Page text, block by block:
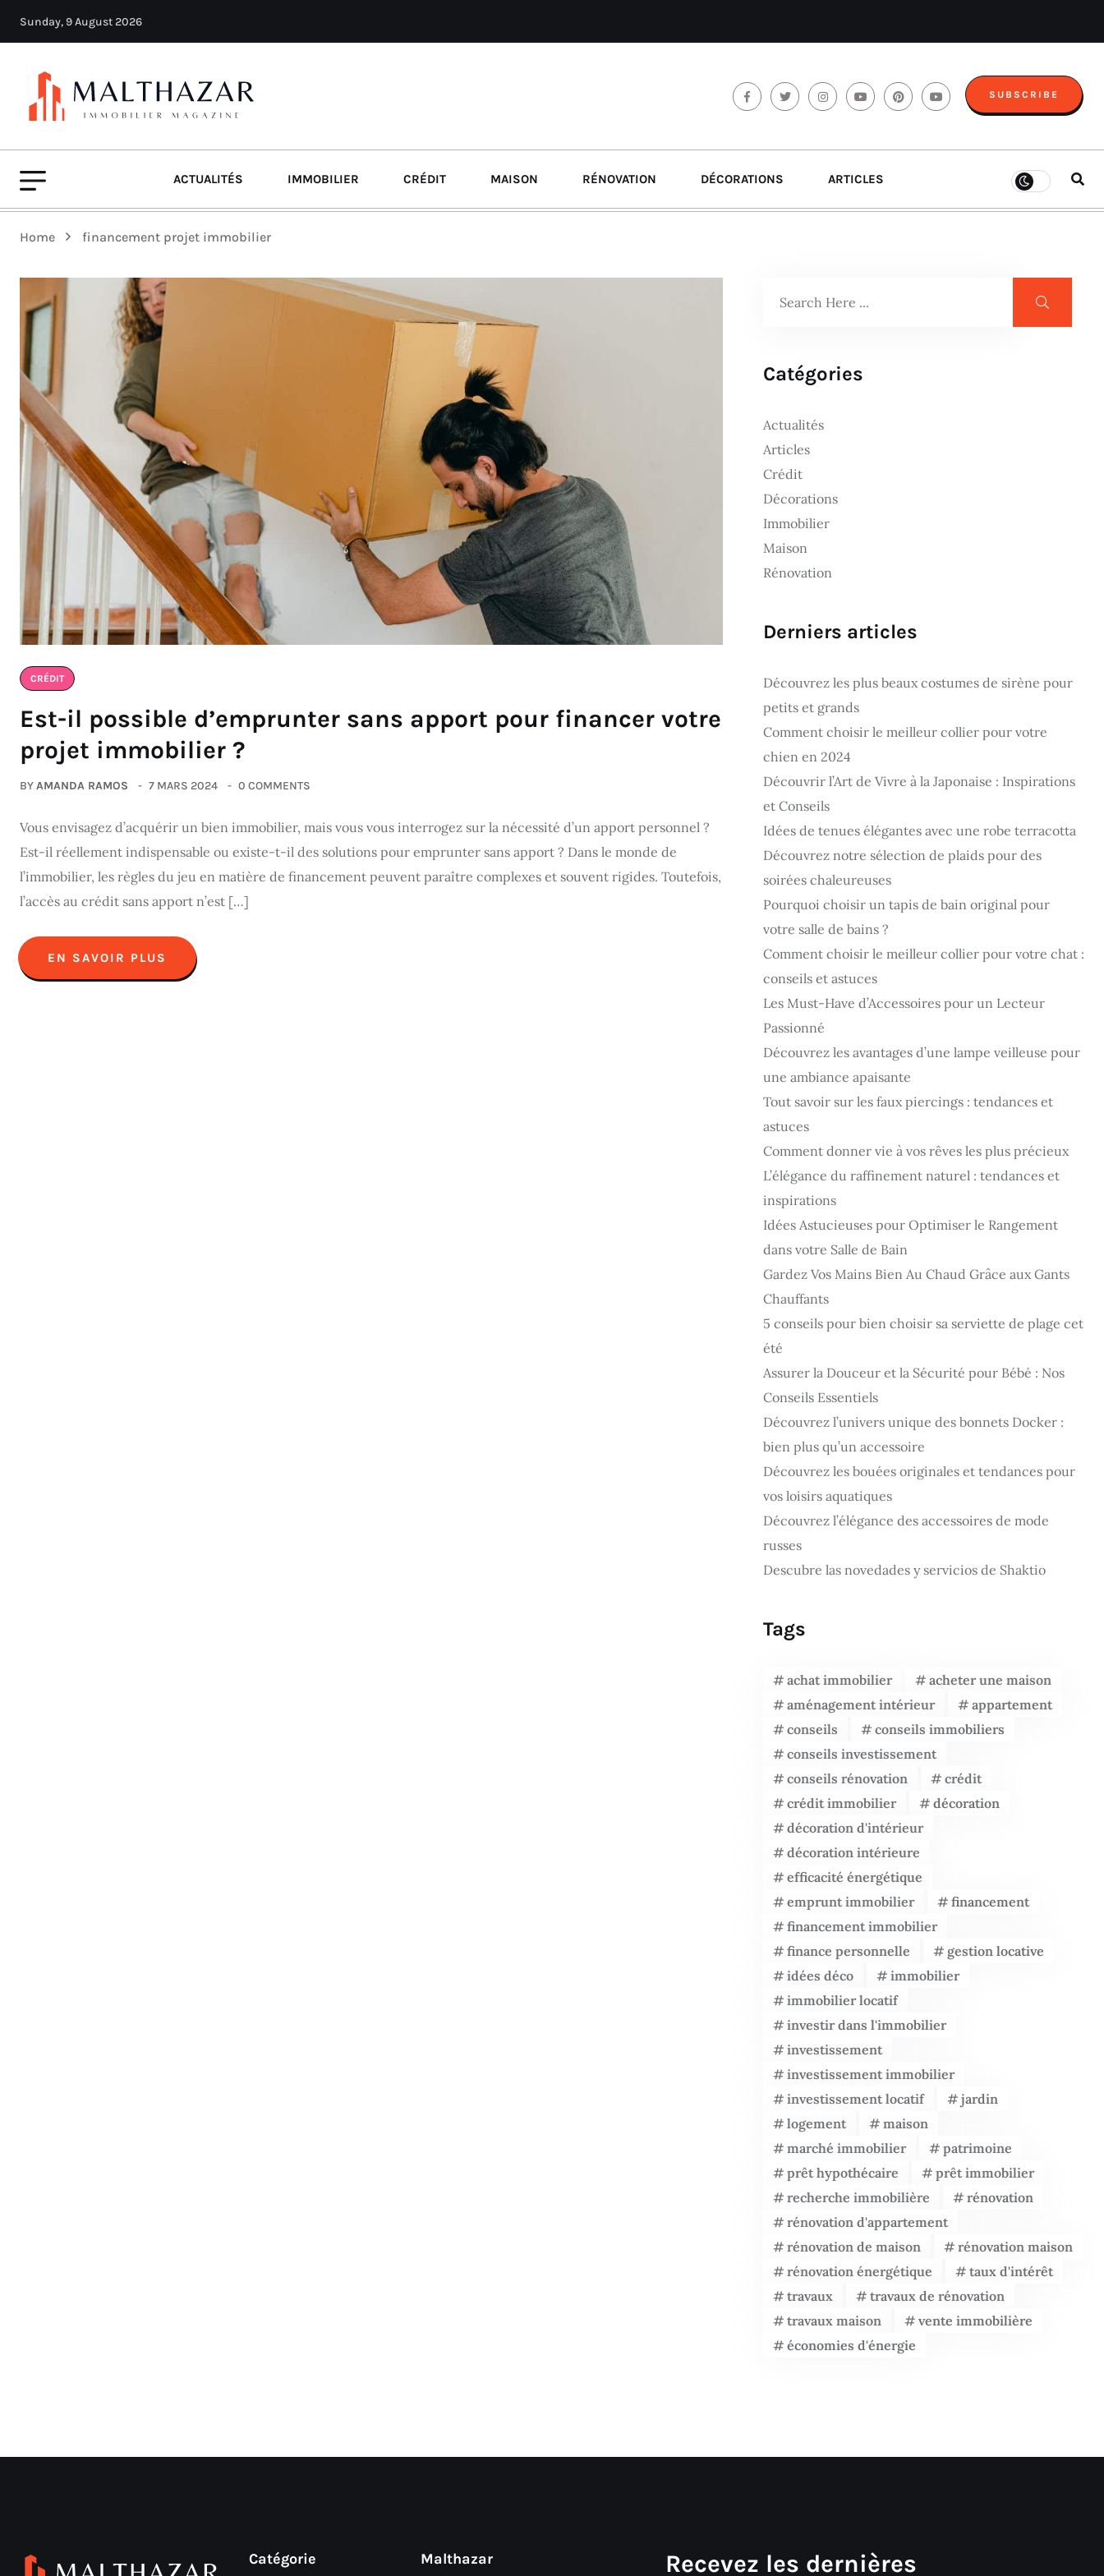
Sunday, 9 August 2026
SUBSCRIBE
ACTUALITÉS IMMOBILIER CRÉDIT MAISON RÉNOVATION DÉCORATIONS ARTICLES
Home financement projet immobilier
CRÉDIT
Est-il possible d’emprunter sans apport pour financer votre
projet immobilier ?
BYAMANDA RAMOS 7 MARS 2024 0 COMMENTS
Vous envisagez d’acquérir un bien immobilier, mais vous vous interrogez sur la nécessité d’un apport personnel ?
Est-il réellement indispensable ou existe-t-il des solutions pour emprunter sans apport ? Dans le monde de
l’immobilier, les règles du jeu en matière de financement peuvent paraître complexes et souvent rigides. Toutefois,
l’accès au crédit sans apport n’est […]
EN SAVOIR PLUS
Catégories
Actualités
Articles
Crédit
Décorations
Immobilier
Maison
Rénovation
Derniers articles
Découvrez les plus beaux costumes de sirène pour
petits et grands
Comment choisir le meilleur collier pour votre
chien en 2024
Découvrir l’Art de Vivre à la Japonaise : Inspirations
et Conseils
Idées de tenues élégantes avec une robe terracotta
Découvrez notre sélection de plaids pour des
soirées chaleureuses
Pourquoi choisir un tapis de bain original pour
votre salle de bains ?
Comment choisir le meilleur collier pour votre chat :
conseils et astuces
Les Must-Have d’Accessoires pour un Lecteur
Passionné
Découvrez les avantages d’une lampe veilleuse pour
une ambiance apaisante
Tout savoir sur les faux piercings : tendances et
astuces
Comment donner vie à vos rêves les plus précieux
L’élégance du raffinement naturel : tendances et
inspirations
Idées Astucieuses pour Optimiser le Rangement
dans votre Salle de Bain
Gardez Vos Mains Bien Au Chaud Grâce aux Gants
Chauffants
5 conseils pour bien choisir sa serviette de plage cet
été
Assurer la Douceur et la Sécurité pour Bébé : Nos
Conseils Essentiels
Découvrez l’univers unique des bonnets Docker :
bien plus qu’un accessoire
Découvrez les bouées originales et tendances pour
vos loisirs aquatiques
Découvrez l’élégance des accessoires de mode
russes
Descubre las novedades y servicios de Shaktio
Tags
achat immobilier
acheter une maison
aménagement intérieur
appartement
conseils
conseils immobiliers
conseils investissement
conseils rénovation
crédit
crédit immobilier
décoration
décoration d'intérieur
décoration intérieure
efficacité énergétique
emprunt immobilier
financement
financement immobilier
finance personnelle
gestion locative
idées déco
immobilier
immobilier locatif
investir dans l'immobilier
investissement
investissement immobilier
investissement locatif
jardin
logement
maison
marché immobilier
patrimoine
prêt hypothécaire
prêt immobilier
recherche immobilière
rénovation
rénovation d'appartement
rénovation de maison
rénovation maison
rénovation énergétique
taux d'intérêt
travaux
travaux de rénovation
travaux maison
vente immobilière
économies d'énergie
Catégorie Malthazar Recevez les dernières